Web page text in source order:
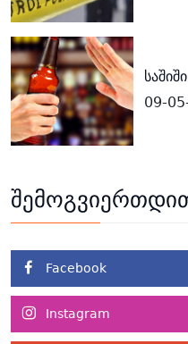
09-
Facebook
Instagram